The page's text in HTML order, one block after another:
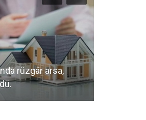
rüzgâr arsa,